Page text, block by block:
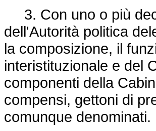
3. Con uno o più
dell'Autorità politica
la composizione, il
interistituzionale e del
componenti della
compensi, gettoni di
comunque denominati.